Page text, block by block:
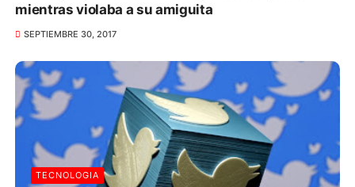
mientras violaba a su amiguita
SEPTIEMBRE 30, 2017
TECNOLOGIA